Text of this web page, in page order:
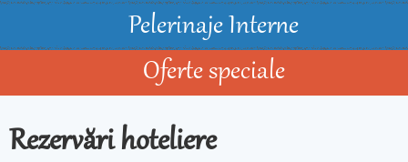
Pelerinaje Interne
Oferte speciale
Rezervări hoteliere